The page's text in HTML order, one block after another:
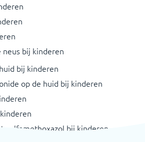
bij kinderen
bij kinderen
op de huid bij kinderen
sulfamethoxazol bij kinderen